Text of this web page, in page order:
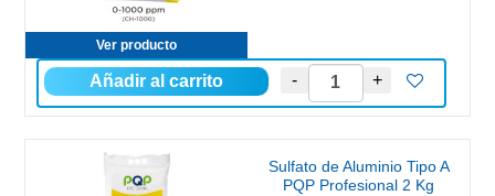
Ver producto
Sulfato de Aluminio Tipo A
PQP Profesional 2 Kg